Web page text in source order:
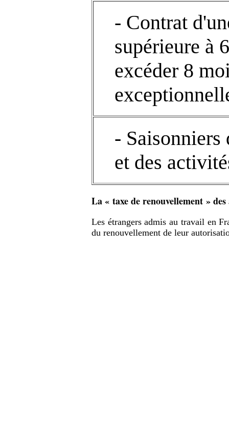
- Contrat
supérieure à
excéder 8
-
et des
La « taxe de renouvellement »
Les étrangers admis au travail en
du renouvellement de leur